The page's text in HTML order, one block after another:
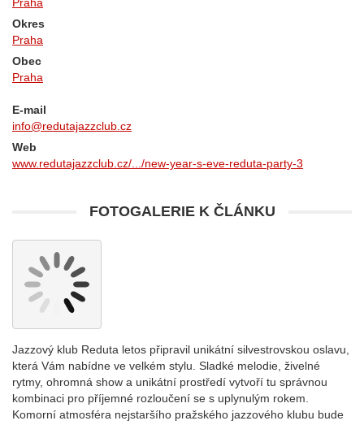
Okres
Praha
Obec
Praha
E-mail
info@redutajazzclub.cz
Web
www.redutajazzclub.cz/.../new-year-s-eve-reduta-party-3
FOTOGALERIE K ČLÁNKU
Jazzový klub Reduta letos připravil unikátní silvestrovskou oslavu,
která Vám nabídne ve velkém stylu. Sladké melodie, živelné
rytmy, ohromná show a unikátní prostředí vytvoří tu správnou
kombinaci pro příjemné rozloučení se s uplynulým rokem.
Komorní atmosféra nejstaršího pražského jazzového klubu bude